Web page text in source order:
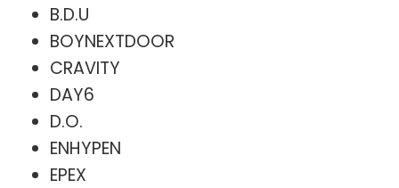
B.D.U
BOYNEXTDOOR
CRAVITY
DAY6
D.O.
ENHYPEN
EPEX